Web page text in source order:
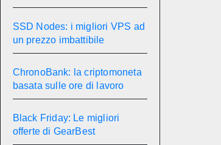
SSD Nodes: i migliori VPS ad
un prezzo imbattibile
ChronoBank: la criptomoneta
basata sulle ore di lavoro
Black Friday: Le migliori
offerte di GearBest